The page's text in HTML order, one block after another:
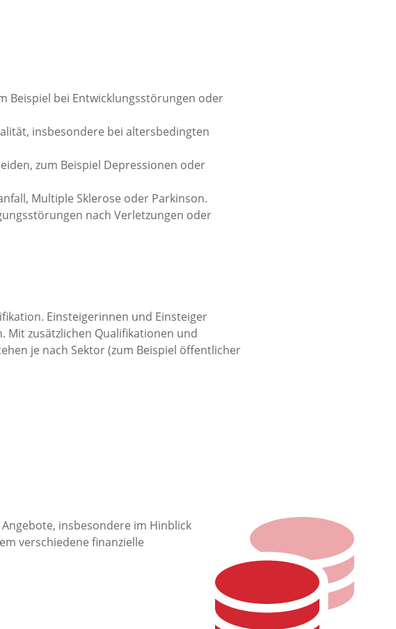
Beispiel bei Entwicklungsstörungen oder
insbesondere bei altersbedingten
zum Beispiel Depressionen oder
Multiple Sklerose oder Parkinson.
nach Verletzungen oder
Einsteigerinnen und Einsteiger
Mit zusätzlichen Qualifikationen und
je nach Sektor (zum Beispiel öffentlicher
insbesondere im Hinblick
verschiedene finanzielle